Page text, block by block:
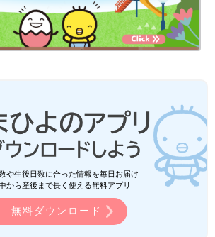
や生後日数に合った情報を毎日お届け
から産後まで長く使える無料アプリ
無料ダウンロード